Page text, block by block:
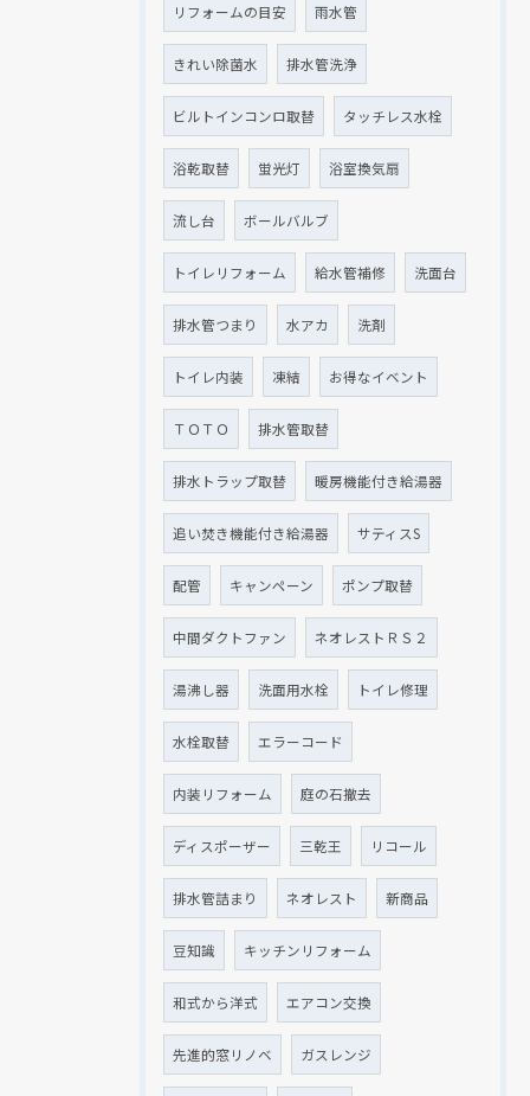
リフォームの目安 雨水管
きれい除菌水 排水管洗浄
ビルトインコンロ取替 タッチレス水栓
浴乾取替 蛍光灯 浴室換気扇
流し台 ボールバルブ
トイレリフォーム 給水管補修 洗面台
排水管つまり 水アカ 洗剤
トイレ内装 凍結 お得なイベント
ＴＯＴＯ 排水管取替
排水トラップ取替 暖房機能付き給湯器
追い焚き機能付き給湯器 サティスS
配管 キャンペーン ポンプ取替
中間ダクトファン ネオレストＲＳ２
湯沸し器 洗面用水栓 トイレ修理
水栓取替 エラーコード
内装リフォーム 庭の石撤去
ディスポーザー 三乾王 リコール
排水管詰まり ネオレスト 新商品
豆知識 キッチンリフォーム
和式から洋式 エアコン交換
先進的窓リノベ ガスレンジ